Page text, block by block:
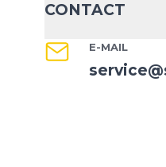
CONTACT
E-MAIL